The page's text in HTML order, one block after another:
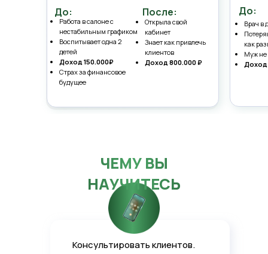
До:
Работа в салоне с
нестабильным графиком
Воспитывает одна 2
детей
Доход 150.000₽
Страх за финансовое
будущее
После:
Открыла свой
кабинет
Знает как привлечь
клиентов
Доход 800.000 ₽
До:
Врач в
как
Муж не
Доход
Консультировать клиентов.
ЧЕМУ ВЫ
НАУЧИТЕСЬ